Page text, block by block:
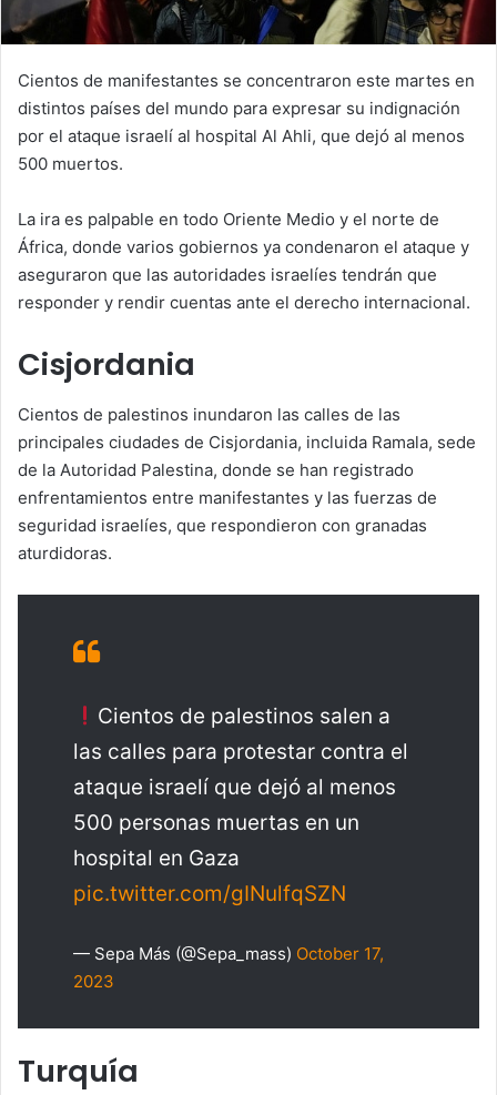
Cientos de manifestantes se concentraron este martes en
distintos países del mundo para expresar su indignación
por el ataque israelí al hospital Al Ahli, que dejó al menos
500 muertos.
La ira es palpable en todo Oriente Medio y el norte de
África, donde varios gobiernos ya condenaron el ataque y
aseguraron que las autoridades israelíes tendrán que
responder y rendir cuentas ante el derecho internacional.
Cisjordania
Cientos de palestinos inundaron las calles de las
principales ciudades de Cisjordania, incluida Ramala, sede
de la Autoridad Palestina, donde se han registrado
enfrentamientos entre manifestantes y las fuerzas de
seguridad israelíes, que respondieron con granadas
aturdidoras.
Cientos de palestinos salen a
las calles para protestar contra el
ataque israelí que dejó al menos
500 personas muertas en un
hospital en Gaza
pic.twitter.com/gINulfqSZN
— Sepa Más (@Sepa_mass) October 17,
2023
Turquía